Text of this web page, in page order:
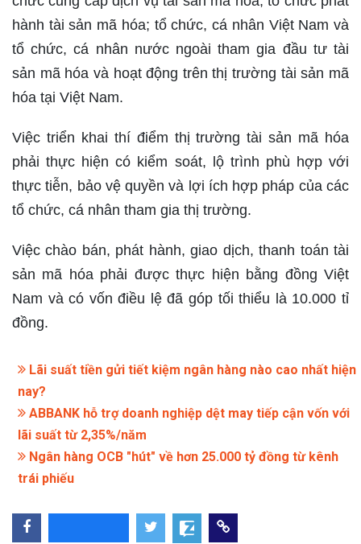
hành tài sản mã hóa; tổ chức, cá nhân Việt Nam và
tổ chức, cá nhân nước ngoài tham gia đầu tư tài
sản mã hóa và hoạt động trên thị trường tài sản mã
hóa tại Việt Nam.
Việc triển khai thí điểm thị trường tài sản mã hóa
phải thực hiện có kiểm soát, lộ trình phù hợp với
thực tiễn, bảo vệ quyền và lợi ích hợp pháp của các
tổ chức, cá nhân tham gia thị trường.
Việc chào bán, phát hành, giao dịch, thanh toán tài
sản mã hóa phải được thực hiện bằng đồng Việt
Nam và có vốn điều lệ đã góp tối thiểu là 10.000 tỉ
đồng.
Lãi suất tiền gửi tiết kiệm ngân hàng nào cao nhất hiện
nay?
ABBANK hỗ trợ doanh nghiệp dệt may tiếp cận vốn với
lãi suất từ 2,35%/năm
Ngân hàng OCB "hút" về hơn 25.000 tỷ đồng từ kênh
trái phiếu